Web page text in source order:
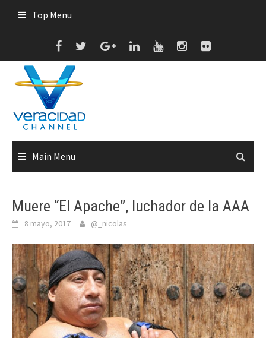
Top Menu
Main Menu
Muere “El Apache”, luchador de la AAA
8 mayo, 2017 @_nicolas